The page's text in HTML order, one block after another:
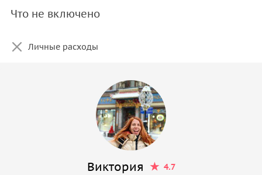
Что не включено
Личные расходы
Виктория 4.7